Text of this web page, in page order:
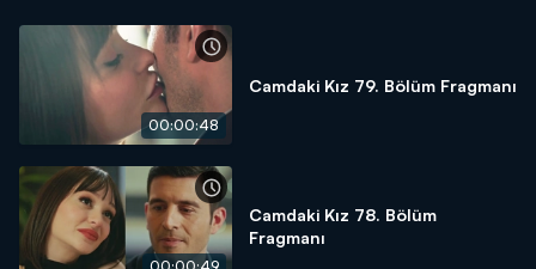
00:00:48
Camdaki Kız 79. Bölüm Fragmanı
Camdaki Kız 78. Bölüm
Fragmanı